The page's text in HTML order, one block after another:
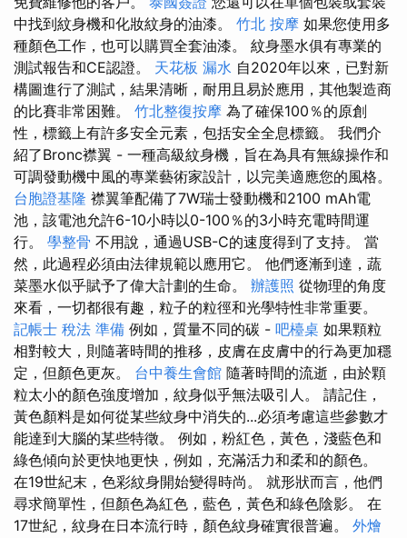
中找到紋身機和化妝紋身的油漆。 竹北 按摩 如果您使用多
種顏色工作，也可以購買全套油漆。 紋身墨水俱有專業的
測試報告和CE認證。 天花板 漏水 自2020年以來，已對新
構圖進行了測試，結果清晰，耐用且易於應用，其他製造商
的比賽非常困難。 竹北整復按摩 為了確保100％的原創
性，標籤上有許多安全元素，包括安全全息標籤。 我們介
紹了Bronc襟翼 - 一種高級紋身機，旨在為具有無線操作和
可調發動機中風的專業藝術家設計，以完美適應您的風格。
台胞證基隆 襟翼筆配備了7W瑞士發動機和2100 mAh電
池，該電池允許6-10小時以0-100％的3小時充電時間運
行。 學整骨 不用說，通過USB-C的速度得到了支持。 當
然，此過程必須由法律規範以應用它。 他們逐漸到達，蔬
菜墨水似乎賦予了偉大計劃的生命。 辦護照 從物理的角度
來看，一切都很有趣，粒子的粒徑和光學特性非常重要。
記帳士 稅法 準備 例如，質量不同的碳 - 吧檯桌 如果顆粒
相對較大，則隨著時間的推移，皮膚在皮膚中的行為更加穩
定，但顏色更灰。 台中養生會館 隨著時間的流逝，由於顆
粒太小的顏色強度增加，紋身似乎無法吸引人。 請記住，
黃色顏料是如何從某些紋身中消失的...必須考慮這些參數才
能達到大腦的某些特徵。 例如，粉紅色，黃色，淺藍色和
綠色傾向於更快地更快，例如，充滿活力和柔和的顏色。
在19世紀末，色彩紋身開始變得時尚。 就形狀而言，他們
尋求簡單性，但顏色為紅色，藍色，黃色和綠色陰影。 在
17世紀，紋身在日本流行時，顏色紋身確實很普遍。 外燴